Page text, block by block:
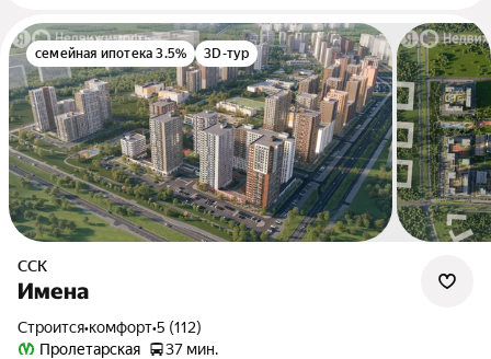
семейная ипотека 3.5% 3D-тур
ССК
Имена
Строится•комфорт•5 (112)
Пролетарская
37 мин.